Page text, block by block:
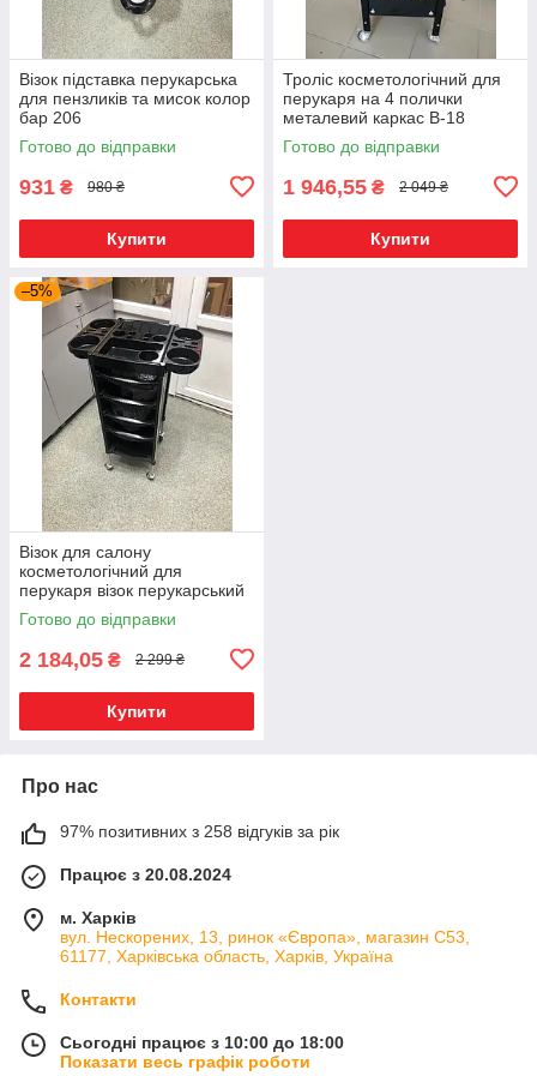
Візок підставка перукарська
для пензликів та мисок колор
бар 206
Готово до відправки
931 ₴ 980 ₴
Купити
Троліс косметологічний для
перукаря на 4 полички
металевий каркас B-18
Готово до відправки
1 946,55 ₴ 2 049 ₴
Купити
–5%
Візок для салону
косметологічний для
перукаря візок перукарський
No05B-1 50.0
Готово до відправки
2 184,05 ₴ 2 299 ₴
Купити
Про нас
97% позитивних з 258 відгуків за рік
Працює з 20.08.2024
м. Харків
вул. Нескорених, 13, ринок «Європа», магазин С53,
61177, Харківська область, Харків, Україна
Контакти
Сьогодні працює з 10:00 до 18:00
Показати весь графік роботи